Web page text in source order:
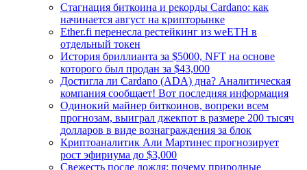
Стагнация биткоина и рекорды Cardano: как
начинается август на крипторынке
Ether.fi перенесла рестейкинг из weETH в
отдельный токен
История бриллианта за $5000, NFT на основе
которого был продан за $43,000
Достигла ли Cardano (ADA) дна? Аналитическая
компания сообщает! Вот последняя информация
Одинокий майнер биткоинов, вопреки всем
прогнозам, выиграл джекпот в размере 200 тысяч
долларов в виде вознаграждения за блок
Криптоаналитик Али Мартинес прогнозирует
рост эфириума до $3,000
Свежесть после дождя: почему природные